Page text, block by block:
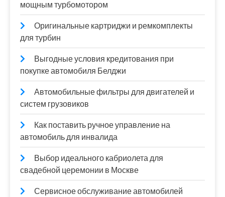
мощным турбомотором
Оригинальные картриджи и ремкомплекты
для турбин
Выгодные условия кредитования при
покупке автомобиля Белджи
Автомобильные фильтры для двигателей и
систем грузовиков
Как поставить ручное управление на
автомобиль для инвалида
Выбор идеального кабриолета для
свадебной церемонии в Москве
Сервисное обслуживание автомобилей